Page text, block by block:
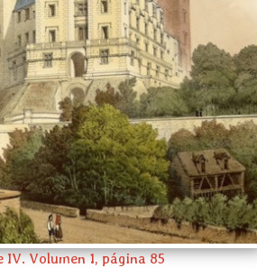
Volumen 1, página 85